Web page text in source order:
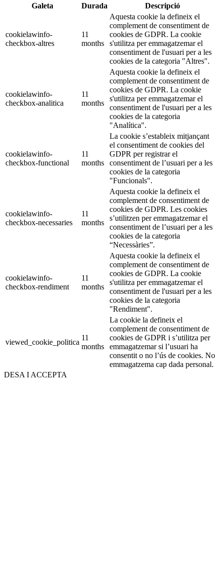
Galeta
Durada Descripció
cookielawinfo-
checkbox-altres
11
months
Aquesta cookie la defineix el
complement de consentiment de
cookies de GDPR. La cookie
s'utilitza per emmagatzemar el
consentiment de l'usuari per a les
cookies de la categoria "Altres".
cookielawinfo-
checkbox-analitica
11
months
Aquesta cookie la defineix el
complement de consentiment de
cookies de GDPR. La cookie
s'utilitza per emmagatzemar el
consentiment de l'usuari per a les
cookies de la categoria
"Analítica".
cookielawinfo-
checkbox-functional
11
months
La cookie s’estableix mitjançant
el consentiment de cookies del
GDPR per registrar el
consentiment de l’usuari per a les
cookies de la categoria
"Funcionals".
cookielawinfo-
checkbox-necessaries
11
months
Aquesta cookie la defineix el
complement de consentiment de
cookies de GDPR. Les cookies
s’utilitzen per emmagatzemar el
consentiment de l’usuari per a les
cookies de la categoria
“Necessàries”.
cookielawinfo-
checkbox-rendiment
11
months
Aquesta cookie la defineix el
complement de consentiment de
cookies de GDPR. La cookie
s'utilitza per emmagatzemar el
consentiment de l'usuari per a les
cookies de la categoria
"Rendiment".
viewed_cookie_politica
11
months
La cookie la defineix el
complement de consentiment de
cookies de GDPR i s’utilitza per
emmagatzemar si l’usuari ha
consentit o no l’ús de cookies. No
emmagatzema cap dada personal.
DESA I ACCEPTA